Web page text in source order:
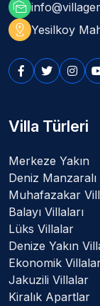
mark_as_unread
distance Yesilkoy
Villa Türleri
Merkeze Yakın
Deniz Manzaralı
Muhafazakar
Balayı Villaları
Lüks Villalar
Denize Yakın
Ekonomik
Jakuzili Villalar
Kiralık Apartlar